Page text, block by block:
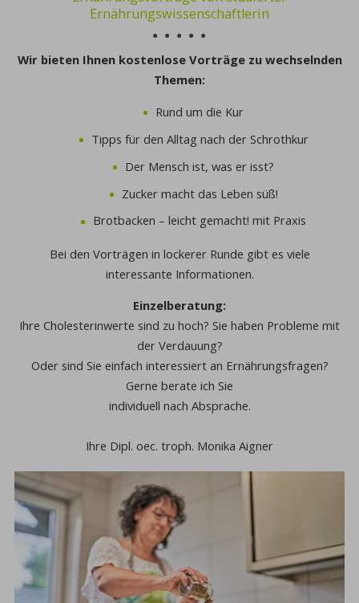
Ernährungswissenschaftlerin
Wir bieten Ihnen kostenlose Vorträge zu wechselnden
Themen:
Rund um die Kur
Tipps für den Alltag nach der Schrothkur
Der Mensch ist, was er isst?
Zucker macht das Leben süß!
Brotbacken – leicht gemacht! mit Praxis
Bei den Vorträgen in lockerer Runde gibt es viele
interessante Informationen.
Einzelberatung:
Ihre Cholesterinwerte sind zu hoch? Sie haben Probleme mit
der Verdauung?
Oder sind Sie einfach interessiert an Ernährungsfragen?
Gerne berate ich Sie
individuell nach Absprache.
Ihre Dipl. oec. troph. Monika Aigner